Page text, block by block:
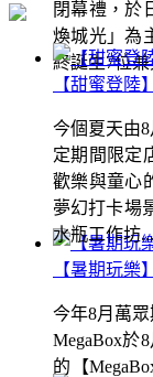
閉幕禮，於
煥城光」為
終誕生7位
【暑期玩樂
今年8月萬
MegaBox於
的【
【甜蜜登陸
今個夏天由
定期間限定
歡樂與童心
夢幻打卡場
水瓶工作坊...